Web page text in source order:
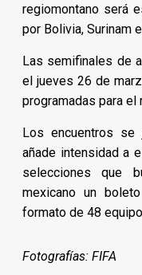
regiomontano será
por Bolivia, Surinam
Las semifinales de
el jueves 26 de
programadas para el
Los encuentros se
añade intensidad a
selecciones que
mexicano un
formato de 48
Fotografías: FIFA